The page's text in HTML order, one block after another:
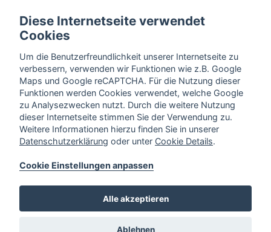
Diese Internetseite verwendet
Cookies
Um die Benutzerfreundlichkeit unserer Internetseite zu
verbessern, verwenden wir Funktionen wie z.B. Google
Maps und Google reCAPTCHA. Für die Nutzung dieser
Funktionen werden Cookies verwendet, welche Google
zu Analysezwecken nutzt. Durch die weitere Nutzung
dieser Internetseite stimmen Sie der Verwendung zu.
Weitere Informationen hierzu finden Sie in unserer
Datenschutzerklärung oder unter Cookie Details.
Cookie Einstellungen anpassen
Alle akzeptieren
Ablehnen